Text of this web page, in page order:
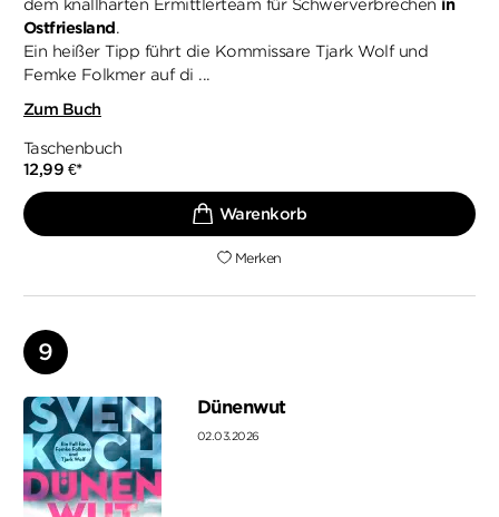
dem knallharten Ermittlerteam für Schwerverbrechen in
Ostfriesland.
Ein heißer Tipp führt die Kommissare Tjark Wolf und
Femke Folkmer auf di ...
Zum Buch
Taschenbuch
12,99 €*
Merken
Dünenwut
02.03.2026